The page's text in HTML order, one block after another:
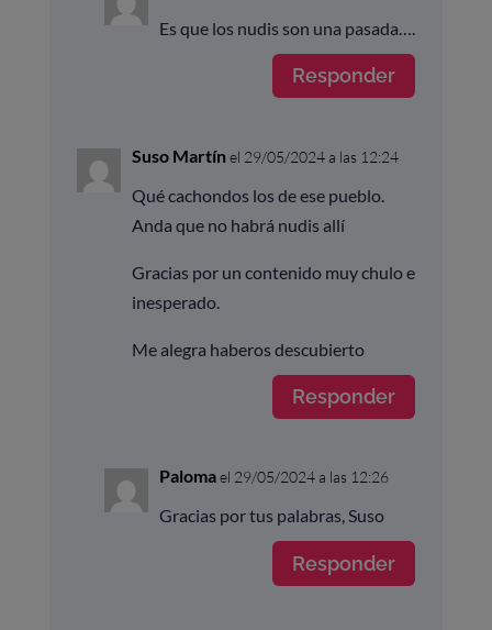
Es que los nudis son una pasada….
Responder
Suso Martínel 29/05/2024 a las 12:24
Qué cachondos los de ese pueblo.
Anda que no habrá nudis allí
Gracias por un contenido muy chulo e
inesperado.
Me alegra haberos descubierto
Responder
Palomael 29/05/2024 a las 12:26
Gracias por tus palabras, Suso
Responder